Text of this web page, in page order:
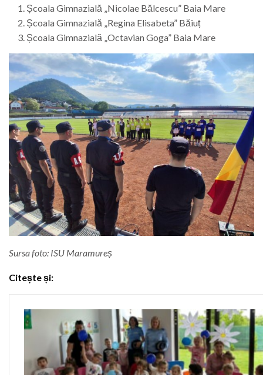
Școala Gimnazială „Nicolae Bălcescu” Baia Mare
Școala Gimnazială „Regina Elisabeta” Băiuț
Școala Gimnazială „Octavian Goga” Baia Mare
Sursa foto: ISU Maramureș
Citește și: